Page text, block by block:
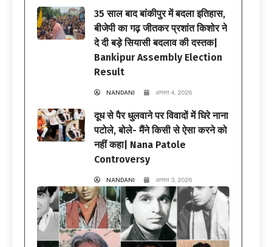
35 साल बाद बांकीपुर में बदला इतिहास,
बीजेपी का गढ़ जीतकर प्रशांत किशोर ने
दे दी बड़े सियासी बदलाव की दस्तक|
Bankipur Assembly Election
Result
NANDANI अगस्त 4, 2026
दूध से पैर धुलवाने पर विवादों में घिरे नाना
पटोले, बोले- मैंने किसी से ऐसा करने को
नहीं कहा| Nana Patole
Controversy
NANDANI अगस्त 3, 2026